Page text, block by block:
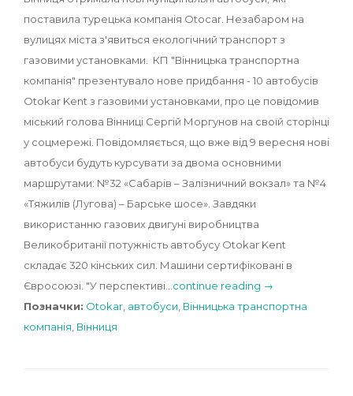
поставила турецька компанія Otocar. Незабаром на
вулицях міста з'явиться екологічний транспорт з
газовими установками. КП "Вінницька транспортна
компанія" презентувало нове придбання - 10 автобусів
Otokar Kent з газовими установками, про це повідомив
міський голова Вінниці Сергій Моргунов на своїй сторінці
у соцмережі. Повідомляється, що вже від 9 вересня нові
автобуси будуть курсувати за двома основними
маршрутами: №32 «Сабарів – Залізничний вокзал» та №4
«Тяжилів (Лугова) – Барське шосе». Завдяки
використанню газових двигуні виробництва
Великобританії потужність автобусу Otokar Kent
складає 320 кінських сил. Машини сертифіковані в
Євросоюзі. "У перспективі… continue reading →
Позначки: Otokar автобуси Вінницька транспортна
компанія Вінниця